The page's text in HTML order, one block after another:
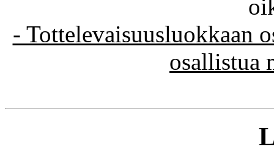
- Tottelevaisuusluokkaan
osallistua